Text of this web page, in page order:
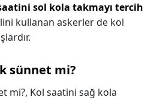
sol kola takmayı tercih
kullanan askerler de kol
sünnet mi?
mi?, Kol saatini sağ kola